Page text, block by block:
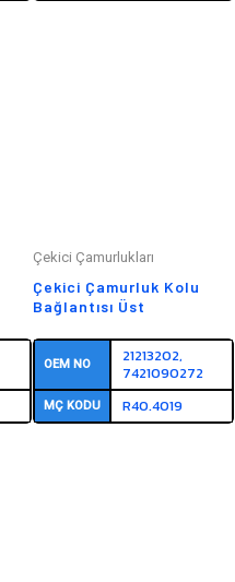
Çekici Çamurlukları
Çekici Çamurluk Kolu
Bağlantısı Üst
OEM NO
21213202,
7421090272
MÇ KODU R40.4019